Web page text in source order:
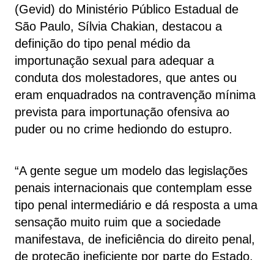
(Gevid) do Ministério Público Estadual de
São Paulo, Sílvia Chakian, destacou a
definição do tipo penal médio da
importunação sexual para adequar a
conduta dos molestadores, que antes ou
eram enquadrados na contravenção mínima
prevista para importunação ofensiva ao
puder ou no crime hediondo do estupro.
“A gente segue um modelo das legislações
penais internacionais que contemplam esse
tipo penal intermediário e dá resposta a uma
sensação muito ruim que a sociedade
manifestava, de ineficiência do direito penal,
de proteção ineficiente por parte do Estado.